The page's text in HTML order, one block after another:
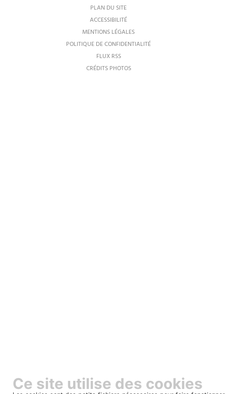
PLAN DU SITE
ACCESSIBILITÉ
MENTIONS LÉGALES
POLITIQUE DE CONFIDENTIALITÉ
FLUX RSS
CRÉDITS PHOTOS
Ce site utilise des cookies